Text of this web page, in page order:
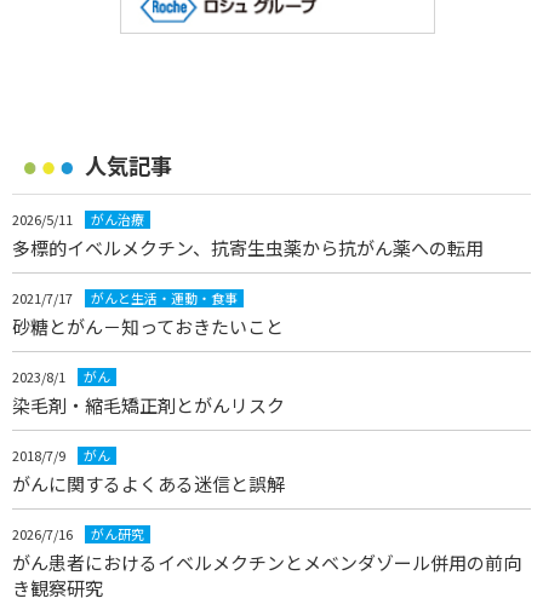
人気記事
2026/5/11 がん治療
多標的イベルメクチン、抗寄生虫薬から抗がん薬への転用
2021/7/17 がんと生活・運動・食事
砂糖とがん－知っておきたいこと
2023/8/1 がん
染毛剤・縮毛矯正剤とがんリスク
2018/7/9 がん
がんに関するよくある迷信と誤解
2026/7/16 がん研究
がん患者におけるイベルメクチンとメベンダゾール併用の前向
き観察研究